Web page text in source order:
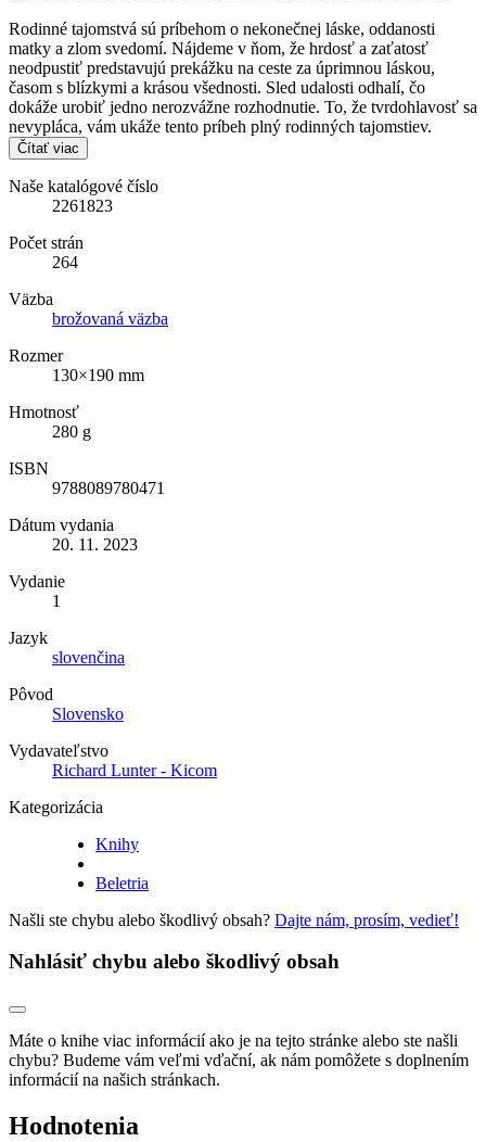
Rodinné tajomstvá sú príbehom o nekonečnej láske, oddanosti
matky a zlom svedomí. Nájdeme v ňom, že hrdosť a zaťatosť
neodpustiť predstavujú prekážku na ceste za úprimnou láskou,
časom s blízkymi a krásou všednosti. Sled udalosti odhalí, čo
dokáže urobiť jedno nerozvážne rozhodnutie. To, že tvrdohlavosť sa
nevypláca, vám ukáže tento príbeh plný rodinných tajomstiev.
Čítať viac
Naše katalógové číslo
2261823
Počet strán
264
Väzba
brožovaná väzba
Rozmer
130×190 mm
Hmotnosť
280 g
ISBN
9788089780471
Dátum vydania
20. 11. 2023
Vydanie
1
Jazyk
slovenčina
Pôvod
Slovensko
Vydavateľstvo
Richard Lunter - Kicom
Kategorizácia
Knihy
Beletria
Našli ste chybu alebo škodlivý obsah? Dajte nám, prosím, vedieť!
Nahlásiť chybu alebo škodlivý obsah
Máte o knihe viac informácií ako je na tejto stránke alebo ste našli
chybu? Budeme vám veľmi vďační, ak nám pomôžete s doplnením
informácií na našich stránkach.
Hodnotenia